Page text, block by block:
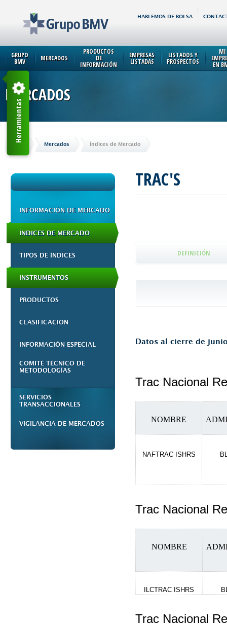
HABLEMOS DE BOLSA
GRUPO
BMV MERCADOS
PRODUCTOS
DE
INFORMACIÓN
EMPRESAS
LISTADAS
LISTADOS Y
PROSPECTOS
MI
EN
MERCADOS
Inicio Mercados Índices de Mercado
INFORMACIÓN DE MERCADO
ÍNDICES DE MERCADO
TIPOS DE ÍNDICES
INSTRUMENTOS
PRODUCTOS
CLASIFICACIÓN
INFORMACIÓN ESPECIAL
COMITÉ TÉCNICO DE
METODOLOGÍAS
SERVICIOS
TRANSACCIONALES
VIGILANCIA DE MERCADOS
TRAC'S
DEFINICIÓN
Datos al cierre de
Trac Nacional
NOMBRE
NAFTRAC ISHRS
Trac Nacional
NOMBRE
ILCTRAC ISHRS
Trac Nacional
Herramientas